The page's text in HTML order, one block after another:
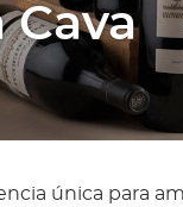
Cava
única para